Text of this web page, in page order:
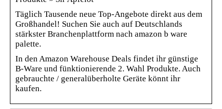
Täglich Tausende neue Top-Angebote direkt aus dem
Großhandel! Suchen Sie auch auf Deutschlands
stärkster Branchenplattform nach amazon b ware
palette.
In den Amazon Warehouse Deals findet ihr günstige
B-Ware und fünktionierende 2. Wahl Produkte. Auch
gebrauchte / generalüberholte Geräte könnt ihr
kaufen.